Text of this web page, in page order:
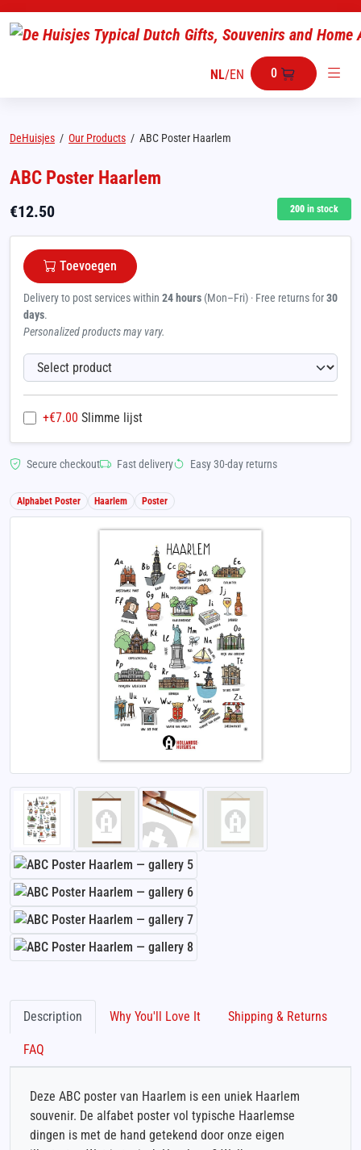
NL/EN 0
DeHuisjes / Our Products / ABC Poster Haarlem
ABC Poster Haarlem
€12.50 200 in stock
Toevoegen
Delivery to post services within 24 hours (Mon–Fri) · Free returns for30
days.
Personalized products may vary.
+€7.00 Slimme lijst
Secure checkout Fast delivery Easy 30-day returns
Alphabet Poster Haarlem Poster
Description Why You'll Love It Shipping & Returns
FAQ
Deze ABC poster van Haarlem is een uniek Haarlem
souvenir. De alfabet poster vol typische Haarlemse
dingen is met de hand getekend door onze eigen